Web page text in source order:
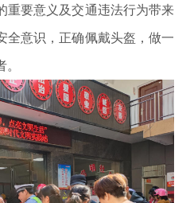
重要意义及交通违法行为带来
全意识，正确佩戴头盔，做一